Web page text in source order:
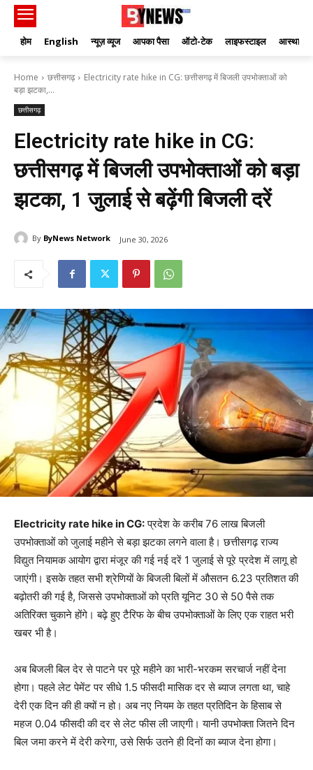
होम English न्यूज़ व्यूज आपका पैसा ऑटो-टेक लाइफस्टाइल आस्था
Home छत्तीसगढ़
Electricity rate hike in CG: छत्तीसगढ़ में बिजली उपभोक्ताओं को
बड़ा झटका,...
छत्तीसगढ़
Electricity rate hike in CG:
छत्तीसगढ़ में बिजली उपभोक्ताओं को बड़ा
झटका, 1 जुलाई से बढ़ेंगी बिजली दरें
By ByNews Network June 30, 2026
Electricity rate hike in CG:प्रदेश के करीब 76 लाख बिजली
उपभोक्ताओं को जुलाई महीने से बड़ा झटका लगने वाला है। छत्तीसगढ़ राज्य
विद्युत नियामक आयोग द्वारा मंजूर की गई नई दरें 1 जुलाई से पूरे प्रदेश में लागू हो
जाएंगी। इसके तहत सभी श्रेणियों के बिजली बिलों में औसतन 6.23 प्रतिशत की
बढ़ोतरी की गई है, जिससे उपभोक्ताओं को प्रति यूनिट 30 से 50 पैसे तक
अतिरिक्त चुकाने होंगे। बढ़े हुए टैरिफ के बीच उपभोक्ताओं के लिए एक राहत भरी
खबर भी है।
अब बिजली बिल देर से पाटने पर पूरे महीने का भारी-भरकम सरचार्ज नहीं देना
होगा। पहले लेट पेमेंट पर सीधे 1.5 फीसदी मासिक दर से ब्याज लगता था, चाहे
देरी एक दिन की ही क्यों न हो। अब नए नियम के तहत प्रतिदिन के हिसाब से
महज 0.04 फीसदी की दर से लेट फीस ली जाएगी। यानी उपभोक्ता जितने दिन
बिल जमा करने में देरी करेगा, उसे सिर्फ उतने ही दिनों का ब्याज देना होगा।